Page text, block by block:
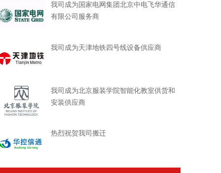
我司成为国家电网集团北京中电飞华通信
有限公司服务商
我司成为天津地铁四号线设备供应商
我司成为北京服装学院智能化教室供货和
安装供应商
热烈祝贺我司搬迁